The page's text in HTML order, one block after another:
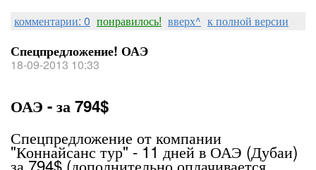
комментарии: 0 понравилось! вверх^ к полной версии
Спецпредложение! ОАЭ
18-09-2013 10:33
ОАЭ - за 794$
Спецпредложение от компании
"Коннайсанс тур" - 11 дней в ОАЭ (Дубаи)
за 794$ (дополнительно оплачивается